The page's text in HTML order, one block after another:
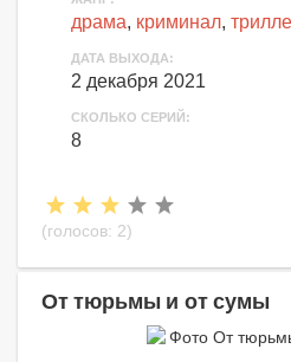
драма, криминал,
ДАТА ВЫХОДА:
2 декабря 2021
СКОЛЬКО СЕРИЙ:
8
(голосов: 2)
От тюрьмы и от сумы